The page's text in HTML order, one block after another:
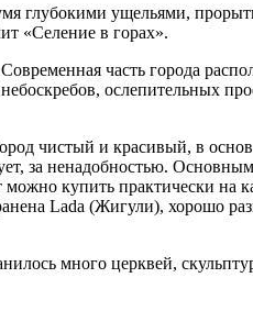
глубокими ущельями,
«Селение в горах».
часть города
ослепительных
чистый и красивый, в
за ненадобностью.
можно купить практически на
Lada (Жигули), хорошо
много церквей,